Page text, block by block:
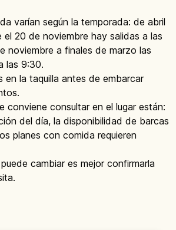
varían según la temporada: de abril
el 20 de noviembre hay salidas a las
noviembre a finales de marzo las
las 9:30.
en la taquilla antes de embarcar
conviene consultar en el lugar están:
del día, la disponibilidad de barcas
planes con comida requieren
cambiar es mejor confirmarla